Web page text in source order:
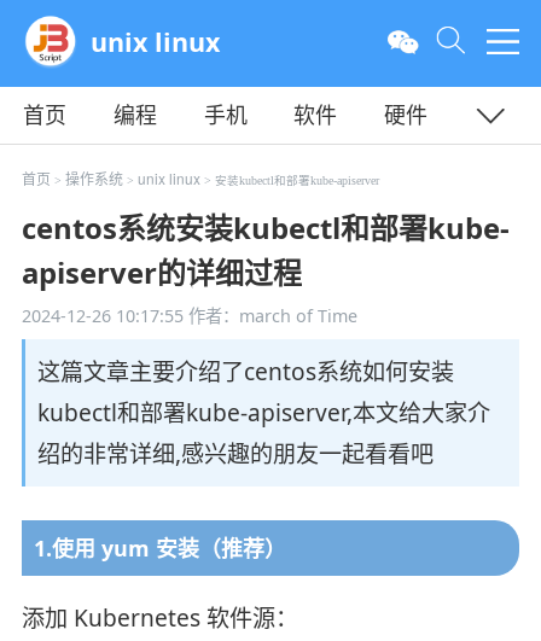
unix linux
首页 编程 手机 软件
硬件
教程
平面 服务器
首页 > 操作系统> unix linux> 安装kubectl和部署kube-apiserver
centos系统安装kubectl和部署kube-
apiserver的详细过程
2024-12-26 10:17:55作者：march of Time
这篇文章主要介绍了centos系统如何安装
kubectl和部署kube-apiserver,本文给大家介
绍的非常详细,感兴趣的朋友一起看看吧
1.使用 yum 安装（推荐）
添加 Kubernetes 软件源：